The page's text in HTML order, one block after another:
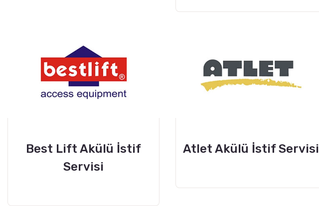
Best Lift Akülü İstif
Servisi
Atlet Akülü İstif Servisi